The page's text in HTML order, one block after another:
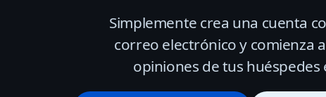
Simplemente crea una cuenta
correo electrónico y comienza
opiniones de tus huéspedes